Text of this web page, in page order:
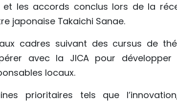
les accords conclus lors de la
japonaise Takaichi Sanae.
cadres suivant des cursus de
avec la JICA pour développer
locaux.
prioritaires tels que